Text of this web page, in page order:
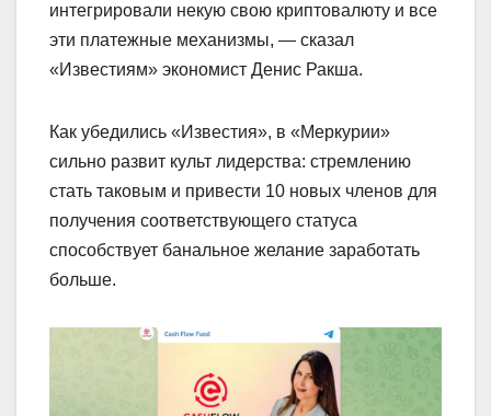
интегрировали некую свою криптовалюту и все
эти платежные механизмы, — сказал
«Известиям» экономист Денис Ракша.
Как убедились «Известия», в «Меркурии»
сильно развит культ лидерства: стремлению
стать таковым и привести 10 новых членов для
получения соответствующего статуса
способствует банальное желание заработать
больше.